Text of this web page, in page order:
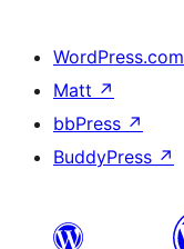
WordPress.com
Matt ↗
bbPress ↗
BuddyPress ↗